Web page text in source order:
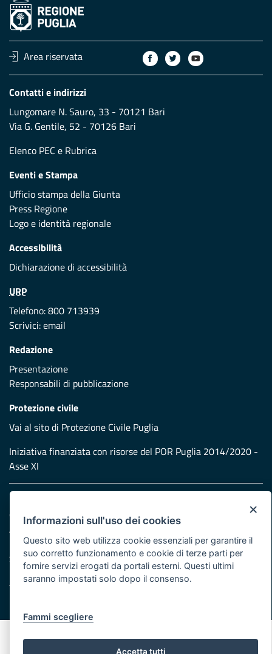
Area riservata
Contatti e indirizzi
Lungomare N. Sauro, 33 - 70121 Bari
Via G. Gentile, 52 - 70126 Bari
Elenco PEC e Rubrica
Eventi e Stampa
Ufficio stampa della Giunta
Press Regione
Logo e identità regionale
Accessibilità
Dichiarazione di accessibilità
URP
Telefono: 800 713939
Scrivici:email
Redazione
Presentazione
Responsabili di pubblicazione
Protezione civile
Vai al sito di Protezione Civile Puglia
Iniziativa finanziata con risorse del POR Puglia 2014/2020 -
Asse XI
Cookie e privacy
Atti di notifica
Feed RSS
Servizi Intranet
×
Informazioni sull'uso dei cookies
Questo sito web utilizza cookie essenziali per garantire il
suo corretto funzionamento e cookie di terze parti per
fornire servizi erogati da portali esterni. Questi ultimi
saranno impostati solo dopo il consenso.
Fammi scegliere
Accetta tutti